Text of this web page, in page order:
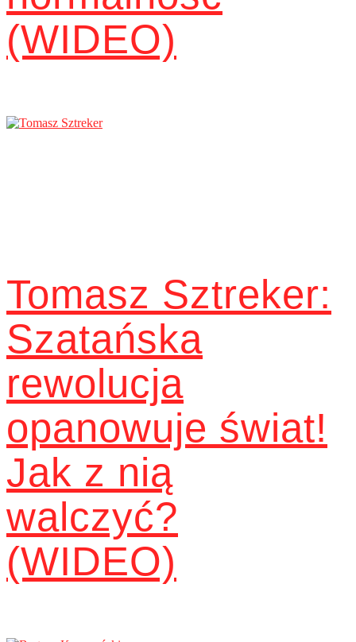
(WIDEO)
Tomasz Sztreker:
Szatańska
rewolucja
opanowuje świat!
Jak z nią
walczyć?
(WIDEO)